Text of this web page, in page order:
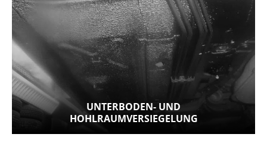
UNTERBODEN- UND
HOHLRAUMVERSIEGELUNG